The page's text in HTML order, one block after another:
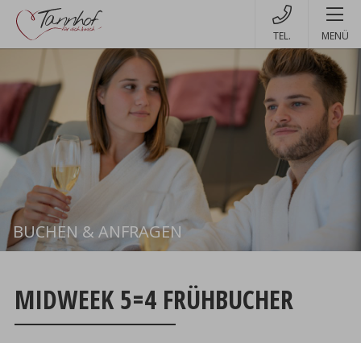
MENÜ
BUCHEN & ANFRAGEN Buchen
MIDWEEK 5=4 FRÜHBUCHER